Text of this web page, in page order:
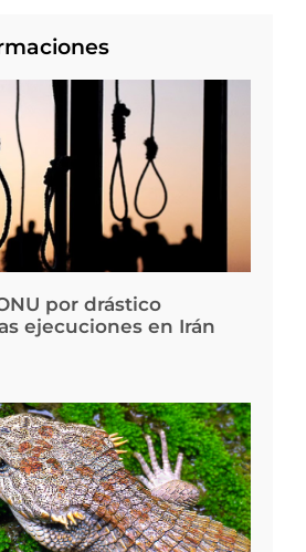
por drástico
ejecuciones en Irán